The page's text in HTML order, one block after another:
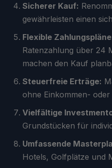
Sicherer Kauf:
gewährleisten einen
Flexible
Ratenzahlung über 24
machen den Kauf
Steuerfreie Erträge:
ohne Einkommen-
Vielfältige
Grundstücken für
Umfassende
Hotels, Golfplätze und